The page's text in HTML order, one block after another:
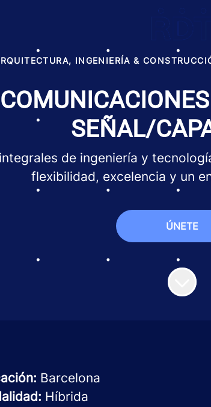
INGENIERÍA &
SEÑAL/
de ingeniería y
flexibilidad, excelencia y un
ÚNETE
Barcelona
Híbrida